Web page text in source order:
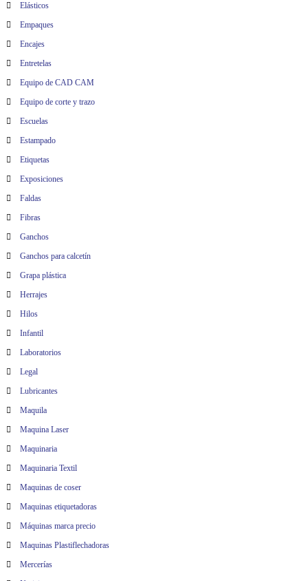
Elásticos
Empaques
Encajes
Entretelas
Equipo de CAD CAM
Equipo de corte y trazo
Escuelas
Estampado
Etiquetas
Exposiciones
Faldas
Fibras
Ganchos
Ganchos para calcetín
Grapa plástica
Herrajes
Hilos
Infantil
Laboratorios
Legal
Lubricantes
Maquila
Maquina Laser
Maquinaria
Maquinaria Textil
Maquinas de coser
Maquinas etiquetadoras
Máquinas marca precio
Maquinas Plastiflechadoras
Mercerías